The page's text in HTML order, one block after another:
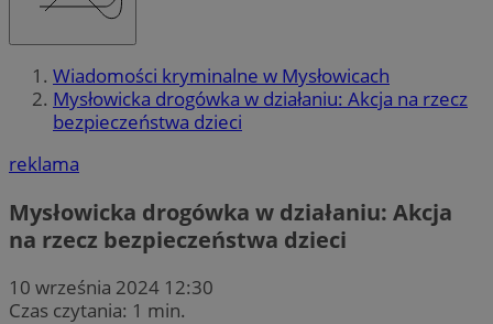
Wiadomości kryminalne w Mysłowicach
Mysłowicka drogówka w działaniu: Akcja na rzecz
bezpieczeństwa dzieci
reklama
Mysłowicka drogówka w działaniu: Akcja
na rzecz bezpieczeństwa dzieci
10 września 2024 12:30
Czas czytania: 1 min.